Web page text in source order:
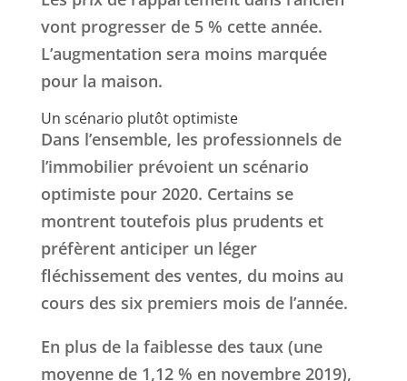
vont progresser de 5 % cette année.
L’augmentation sera moins marquée
pour la maison.
Un scénario plutôt optimiste
Dans l’ensemble, les professionnels de
l’immobilier prévoient un scénario
optimiste pour 2020. Certains se
montrent toutefois plus prudents et
préfèrent anticiper un léger
fléchissement des ventes, du moins au
cours des six premiers mois de l’année.
En plus de la faiblesse des taux (une
moyenne de 1,12 % en novembre 2019),